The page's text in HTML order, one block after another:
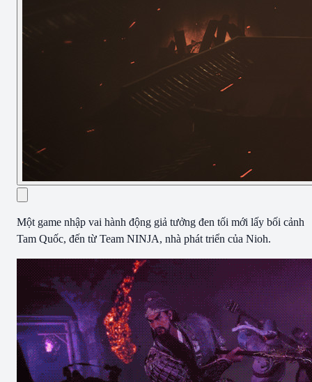
Một game nhập vai hành động giả tưởng đen tối mới lấy bối cảnh
Tam Quốc, đến từ Team NINJA, nhà phát triển của Nioh.